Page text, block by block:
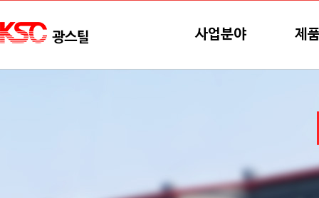
메뉴바로가기
사업분야 제